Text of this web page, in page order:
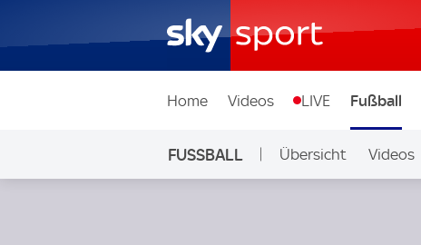
Home Videos LIVE Fußball
FUSSBALL Übersicht Videos